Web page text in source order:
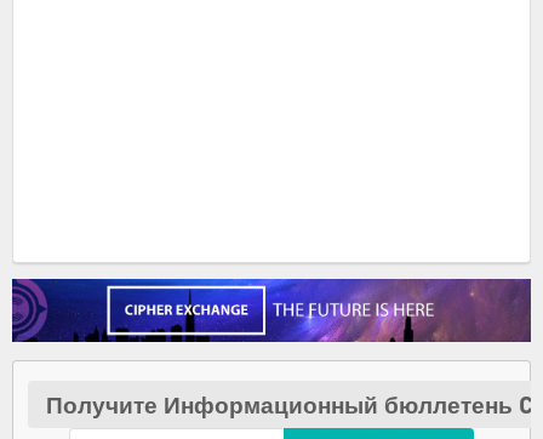
Получите Информационный бюллетень